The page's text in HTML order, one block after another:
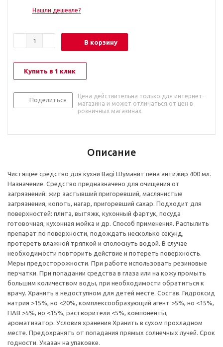
Нашли дешевле?
В корзину
Купить в 1 клик
Поделиться
Цена действительна только для интернет-
магазина и может отличаться от цен в
розничных магазинах
Описание
Чистящее средство для кухни Bagi Шуманит пена антижир 400 мл.
Назначение. Средство предназначено для очищения от
загрязнений: жир застывший пригоревший, маслянистые
загрязнения, копоть, нагар, пригоревший сахар. Подходит для
поверхностей: плита, вытяжк, кухонный фартук, посуда
готовочная, кухонная мойка и др. Способ применения. Распылить
препарат по поверхности, подождать несколько секунд,
протереть влажной тряпкой и сполоснуть водой. В случае
необходимости повторить действие и потереть поверхность.
Меры предосторожности. При работе использовать резиновые
перчатки. При попадании средства в глаза или на кожу промыть
большим количеством воды, при необходимости обратиться к
врачу. Хранить в недоступном для детей месте. Состав. Гидроксид
натрия >15%, но <20%, комплексообразующий агент >5%, но <15%,
ПАВ >5%, но <15%, растворители <5%, компоненты,
ароматизатор. Условия хранения Хранить в сухом прохладном
месте. Предохранять от попадания прямых солнечных лучей. Срок
годности. Указан на упаковке.